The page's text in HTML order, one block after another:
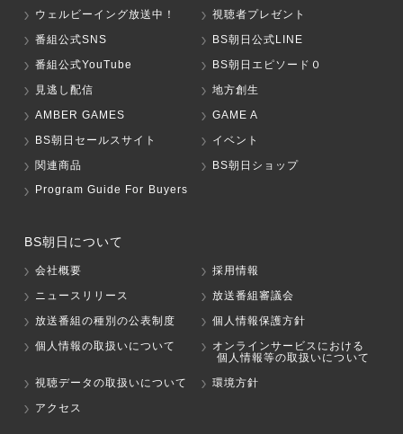
ウェルビーイング放送中！
視聴者プレゼント
番組公式SNS
BS朝日公式LINE
番組公式YouTube
BS朝日エピソード０
見逃し配信
地方創生
AMBER GAMES
GAME A
BS朝日セールスサイト
イベント
関連商品
BS朝日ショップ
Program Guide For Buyers
BS朝日について
会社概要
採用情報
ニュースリリース
放送番組審議会
放送番組の種別の公表制度
個人情報保護方針
個人情報の取扱いについて
オンラインサービスにおける
個人情報等の取扱いについて
視聴データの取扱いについて
環境方針
アクセス